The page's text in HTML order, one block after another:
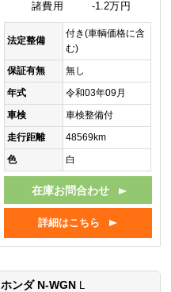
諸費用
-1.2万円
法定整備
付き(車輌価格に含
む)
保証有無
無し
年式
令和03年09月
車検
車検整備付
走行距離
48569km
色
白
在庫お問合わせ
詳細はこちら
ホンダ N-WGN L